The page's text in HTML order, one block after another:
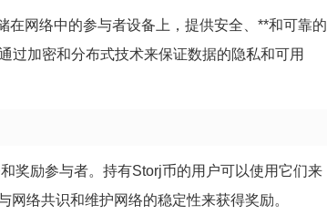
在网络中的参与者设备上，提供安全、**和可靠的
过加密和分布式技术来保证数据的隐私和可用
奖励参与者。持有Storj币的用户可以使用它们来
络共识和维护网络的稳定性来获得奖励。